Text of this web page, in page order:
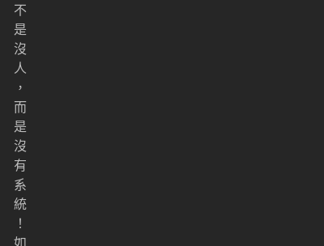
不
是
沒
人
，
而
是
沒
有
系
統
！